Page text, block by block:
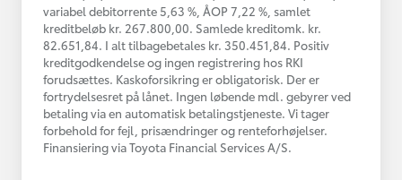
variabel debitorrente 5,63 %, ÅOP 7,22 %, samlet
kreditbeløb kr. 267.800,00. Samlede kreditomk. kr.
82.651,84. I alt tilbagebetales kr. 350.451,84. Positiv
kreditgodkendelse og ingen registrering hos RKI
forudsættes. Kaskoforsikring er obligatorisk. Der er
fortrydelsesret på lånet. Ingen løbende mdl. gebyrer ved
betaling via en automatisk betalingstjeneste. Vi tager
forbehold for fejl, prisændringer og renteforhøjelser.
Finansiering via Toyota Financial Services A/S.